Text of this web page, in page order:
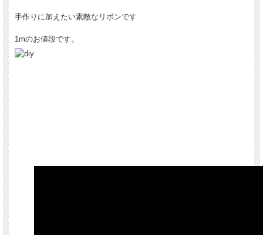
手作りに加えたい素敵なリボンです
1mのお値段です。